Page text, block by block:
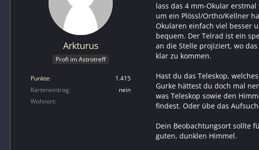
Arkturus
Profi im Astrotreff
Punkte
1.415
Karteneintrag
nein
Wohnort
lass das 4 mm-Okular
um ein Plössl/Ortho/Kellner
Okularen einfach viel besser
bequem. Der Telrad ist ein
an die Stelle projiziert, wo
klar zu kommen.
Hast du das Teleskop,
Gurke hättest du doch mal
was Teleskop sowie den
findest. Oder übe das
Dein Beobachtungsort sollte
guten, dunklen Himmel.